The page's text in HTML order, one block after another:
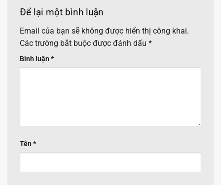
Để lại một bình luận
Email của bạn sẽ không được hiển thị công khai.
Các trường bắt buộc được đánh dấu *
Bình luận *
Tên *